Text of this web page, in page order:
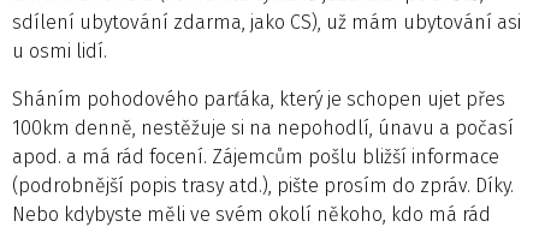
sdílení ubytování zdarma, jako CS), už mám ubytování asi
u osmi lidí.
Sháním pohodového parťáka, který je schopen ujet přes
100km denně, nestěžuje si na nepohodlí, únavu a počasí
apod. a má rád focení. Zájemcům pošlu bližší informace
(podrobnější popis trasy atd.), pište prosím do zpráv. Díky.
Nebo kdybyste měli ve svém okolí někoho, kdo má rád